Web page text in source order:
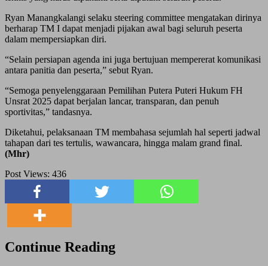
Ryan Manangkalangi selaku steering committee mengatakan dirinya
berharap TM I dapat menjadi pijakan awal bagi seluruh peserta
dalam mempersiapkan diri.
“Selain persiapan agenda ini juga bertujuan mempererat komunikasi
antara panitia dan peserta,” sebut Ryan.
“Semoga penyelenggaraan Pemilihan Putera Puteri Hukum FH
Unsrat 2025 dapat berjalan lancar, transparan, dan penuh
sportivitas,” tandasnya.
Diketahui, pelaksanaan TM membahasa sejumlah hal seperti jadwal
tahapan dari tes tertulis, wawancara, hingga malam grand final.
(Mhr)
Post Views: 436
Continue Reading